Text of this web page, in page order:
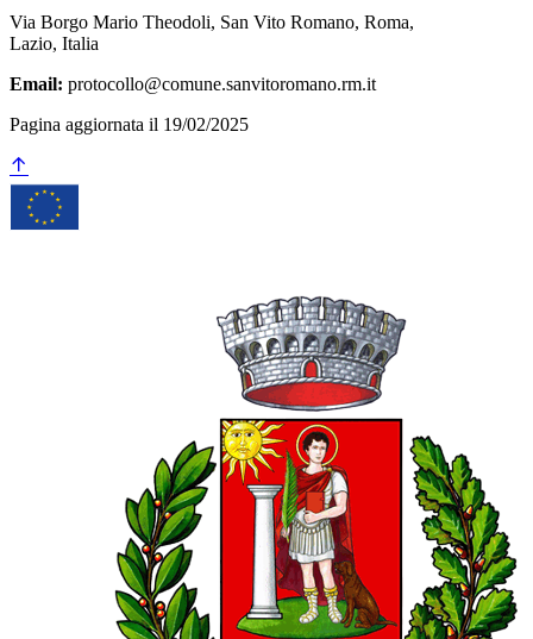
Via Borgo Mario Theodoli, San Vito Romano, Roma,
Lazio, Italia
Email: protocollo@comune.sanvitoromano.rm.it
Pagina aggiornata il 19/02/2025